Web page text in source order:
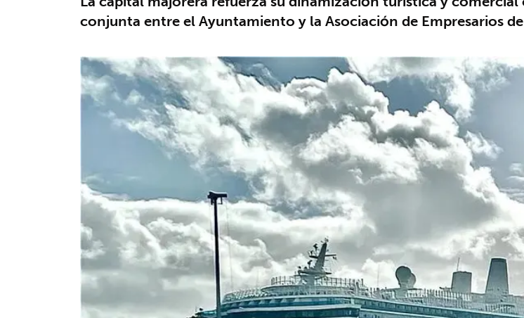
conjunta entre el Ayuntamiento y la Asociación de Empresarios